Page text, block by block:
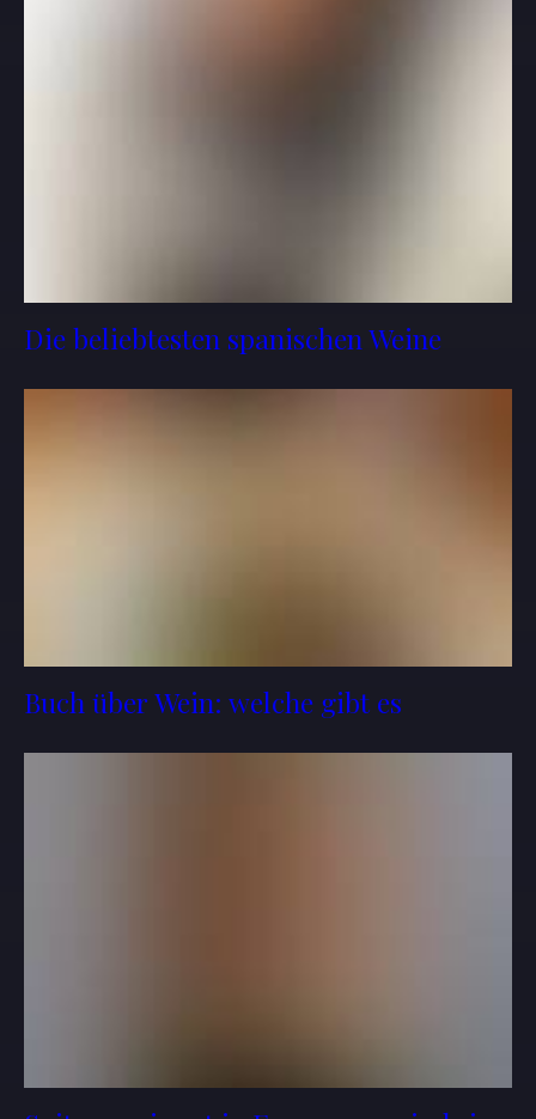
Die beliebtesten spanischen Weine
Buch über Wein: welche gibt es